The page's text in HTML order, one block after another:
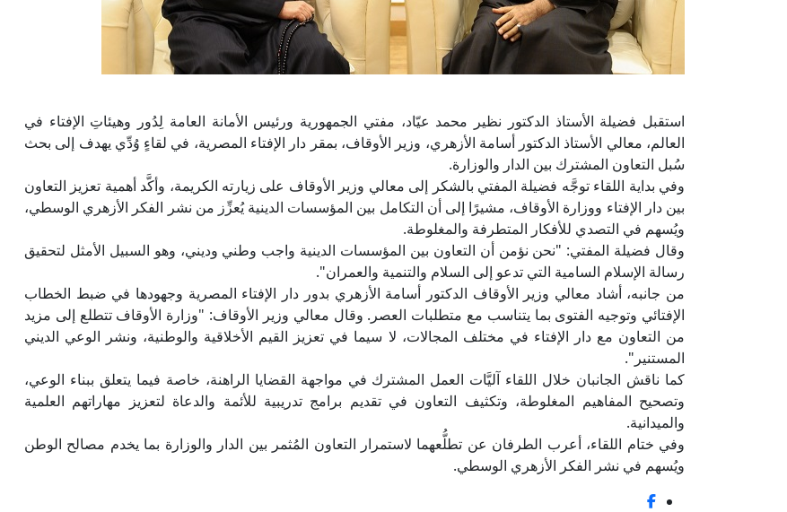
استقبل فضيلة الأستاذ الدكتور نظير محمد عيّاد، مفتي الجمهورية ورئيس الأمانة العامة لِدُور وهيئاتِ الإفتاء في
العالم، معالي الأستاذ الدكتور أسامة الأزهري، وزير الأوقاف، بمقر دار الإفتاء المصرية، في لقاءٍ وُدِّي يهدف إلى بحث
سُبل التعاون المشترك بين الدار والوزارة.
وفي بداية اللقاء توجَّه فضيلة المفتي بالشكر إلى معالي وزير الأوقاف على زيارته الكريمة، وأكَّد أهمية تعزيز التعاون
بين دار الإفتاء ووزارة الأوقاف، مشيرًا إلى أن التكامل بين المؤسسات الدينية يُعزِّز من نشر الفكر الأزهري الوسطي،
ويُسهم في التصدي للأفكار المتطرفة والمغلوطة.
وقال فضيلة المفتي: "نحن نؤمن أن التعاون بين المؤسسات الدينية واجب وطني وديني، وهو السبيل الأمثل لتحقيق
رسالة الإسلام السامية التي تدعو إلى السلام والتنمية والعمران".
من جانبه، أشاد معالي وزير الأوقاف الدكتور أسامة الأزهري بدور دار الإفتاء المصرية وجهودها في ضبط الخطاب
الإفتائي وتوجيه الفتوى بما يتناسب مع متطلبات العصر. وقال معالي وزير الأوقاف: "وزارة الأوقاف تتطلع إلى مزيد
من التعاون مع دار الإفتاء في مختلف المجالات، لا سيما في تعزيز القيم الأخلاقية والوطنية، ونشر الوعي الديني
المستنير".
كما ناقش الجانبان خلال اللقاء آليَّات العمل المشترك في مواجهة القضايا الراهنة، خاصة فيما يتعلق ببناء الوعي،
وتصحيح المفاهيم المغلوطة، وتكثيف التعاون في تقديم برامج تدريبية للأئمة والدعاة لتعزيز مهاراتهم العلمية
والميدانية.
وفي ختام اللقاء، أعرب الطرفان عن تطلُّعهما لاستمرار التعاون المُثمر بين الدار والوزارة بما يخدم مصالح الوطن
ويُسهم في نشر الفكر الأزهري الوسطي.